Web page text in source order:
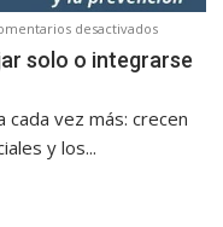
desactivadosen
El
solo o integrarse
vez más: crecen
y los...